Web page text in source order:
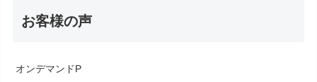
お客様の声
オンデマンドP